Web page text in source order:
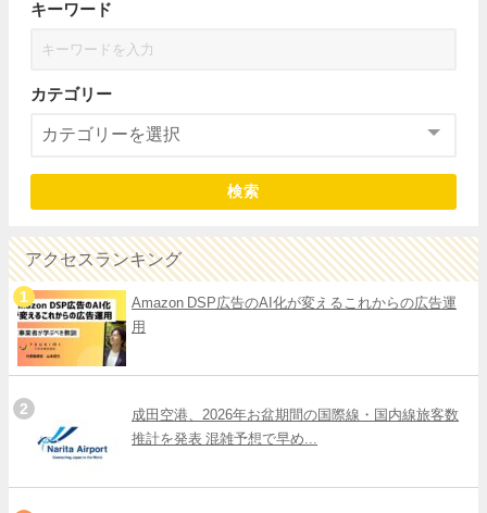
キーワード
カテゴリー
検索
アクセスランキング
Amazon DSP広告のAI化が変えるこれからの広告運
用
成田空港、2026年お盆期間の国際線・国内線旅客数
推計を発表 混雑予想で早め...